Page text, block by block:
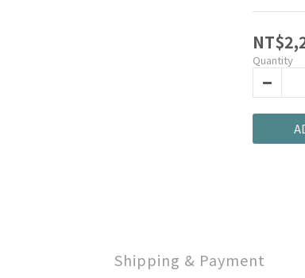
Quantity
Shipping & Payment